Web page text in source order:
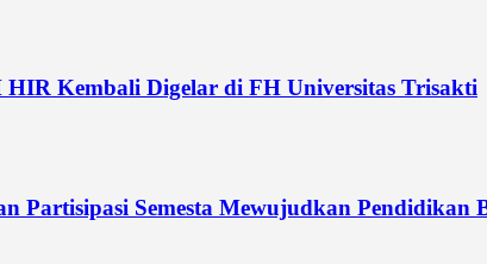
Kembali Digelar di FH Universitas Trisakti
Partisipasi Semesta Mewujudkan Pendidikan